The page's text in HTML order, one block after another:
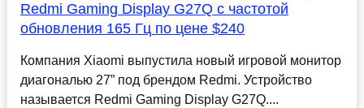
Redmi Gaming Display G27Q с частотой
обновления 165 Гц по цене $240
Компания Xiaomi выпустила новый игровой монитор
диагональю 27” под брендом Redmi. Устройство
называется Redmi Gaming Display G27Q....